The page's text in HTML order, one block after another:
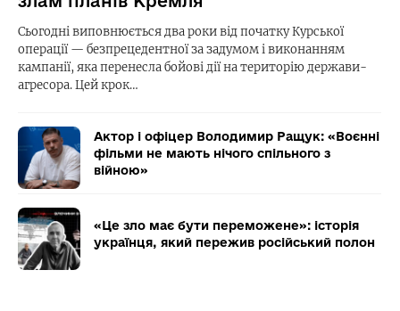
Сьогодні виповнюється два роки від початку Курської
операції — безпрецедентної за задумом і виконанням
кампанії, яка перенесла бойові дії на територію держави-
агресора. Цей крок…
Актор і офіцер Володимир Ращук: «Воєнні
фільми не мають нічого спільного з
війною»
«Це зло має бути переможене»: історія
українця, який пережив російський полон